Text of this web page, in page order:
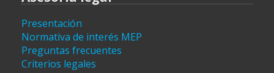
Presentación
Normativa de interés MEP
Preguntas frecuentes
Criterios legales